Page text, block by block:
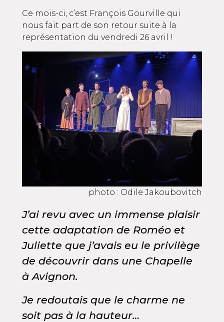
Ce mois-ci, c’est François Gourville qui
nous fait part de son retour suite à la
représentation du vendredi 26 avril !
photo : Odile Jakoubovitch
J’ai revu avec un immense plaisir
cette adaptation de Roméo et
Juliette que j’avais eu le privilège
de découvrir dans une Chapelle
à Avignon.
Je redoutais que le charme ne
soit pas à la hauteur…